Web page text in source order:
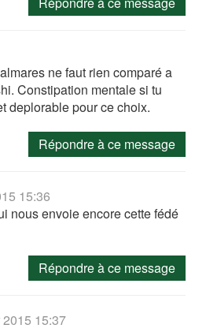
ne faut rien comparé a
Constipation mentale si tu
deplorable pour ce choix.
Répondre à ce message
15:36
nous envoie encore cette fédé
Répondre à ce message
15:37